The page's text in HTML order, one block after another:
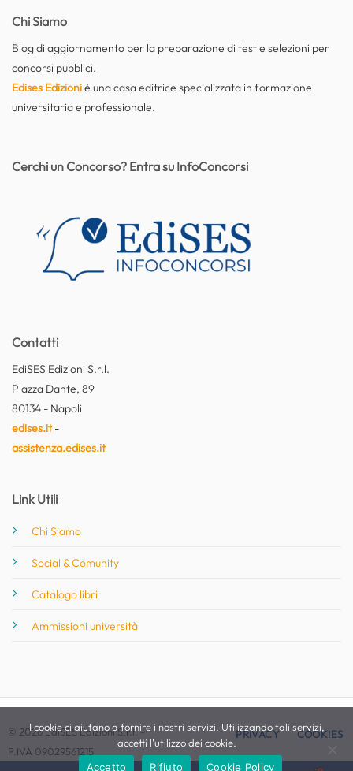
Chi Siamo
Blog di aggiornamento per la preparazione di test e selezioni per
concorsi pubblici.
Edises Edizioniè una casa editrice specializzata in formazione
universitaria e professionale.
Contatti
EdiSES Edizioni S.r.l.
Piazza Dante, 89
80134 - Napoli
edises.it-
assistenza.edises.it
Link Utili
Chi Siamo
Social & Comunity
Catalogo libri
Ammissioni università
Cerchi un Concorso? Entra su InfoConcorsi
© 2026 EdiSES Edizioni S.r.l. -
P.IVA 09029561215
PRIVACY COOKIES
I cookie ci aiutano a fornire i nostri servizi. Utilizzando tali servizi,
accetti l'utilizzo dei cookie.
Accetto
Rifiuto Cookie Policy